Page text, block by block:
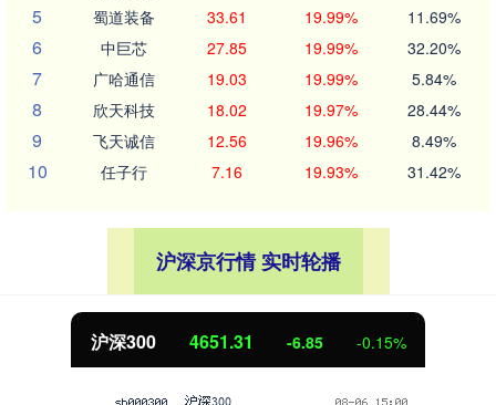
5 蜀道装备 33.61 19.99% 11.69%
6 中巨芯 27.85 19.99% 32.20%
7 广哈通信 19.03 19.99% 5.84%
8 欣天科技 18.02 19.97% 28.44%
9 飞天诚信 12.56 19.96% 8.49%
10 任子行 7.16 19.93% 31.42%
沪深京行情 实时轮播
沪深300 4651.31 -6.85 -0.15%